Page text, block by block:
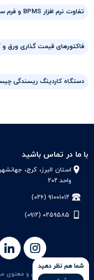
تفاوت نرم افزار BPMS و فرم ساز
فاکتورهای قیمت گذاری ورق و
دستگاه کاردینگ ریسندگی
شما هم نظر دهید
با ما در تماس باشید
استان البرز، کرج،
واحد ۲۰۲
تمامی حقوق مادی و معنوی